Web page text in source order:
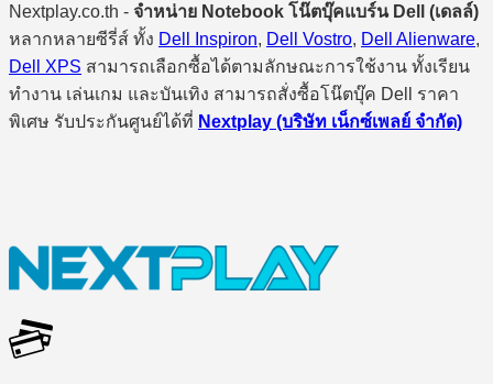
Nextplay.co.th - จำหน่าย Notebook โน๊ตบุ๊คแบร์น Dell (เดลล์)
หลากหลายซีรี่ส์ ทั้ง Dell Inspiron, Dell Vostro, Dell Alienware,
Dell XPS สามารถเลือกซื้อได้ตามลักษณะการใช้งาน ทั้งเรียน
ทำงาน เล่นเกม และบันเทิง สามารถสั่งซื้อโน๊ตบุ๊ค Dell ราคา
พิเศษ รับประกันศูนย์ได้ที่ Nextplay (บริษัท เน็กซ์เพลย์ จำกัด)